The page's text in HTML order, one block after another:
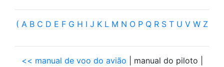
( A B C D E F G H I J K L M N O P Q R S T U V W Z
<< manual de voo do avião | manual do piloto |